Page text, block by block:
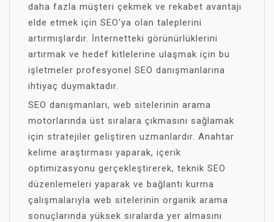
daha fazla müşteri çekmek ve rekabet avantajı
elde etmek için SEO'ya olan taleplerini
artırmışlardır. İnternetteki görünürlüklerini
artırmak ve hedef kitlelerine ulaşmak için bu
işletmeler profesyonel SEO danışmanlarına
ihtiyaç duymaktadır.
SEO danışmanları, web sitelerinin arama
motorlarında üst sıralara çıkmasını sağlamak
için stratejiler geliştiren uzmanlardır. Anahtar
kelime araştırması yaparak, içerik
optimizasyonu gerçekleştirerek, teknik SEO
düzenlemeleri yaparak ve bağlantı kurma
çalışmalarıyla web sitelerinin organik arama
sonuçlarında yüksek sıralarda yer almasını